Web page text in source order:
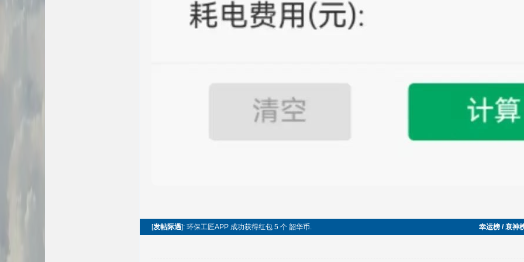
[发帖际遇]: 环保工匠APP 成功获得红包 5 个 韶华币. 幸运榜 / 衰神